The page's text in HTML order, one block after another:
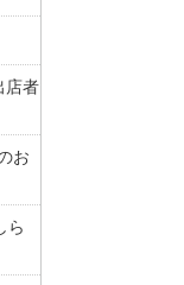
店者
お
ら